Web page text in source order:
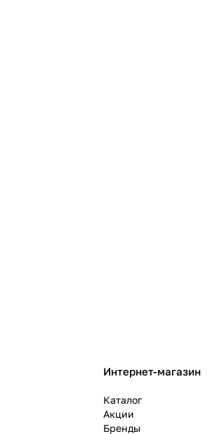
Интернет-магазин
Каталог
Акции
Бренды